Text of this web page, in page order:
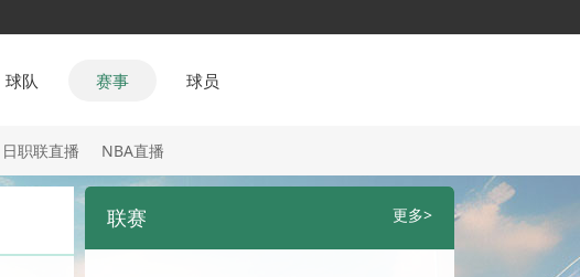
球队 赛事 球员
日职联直播 NBA直播
联赛 更多>